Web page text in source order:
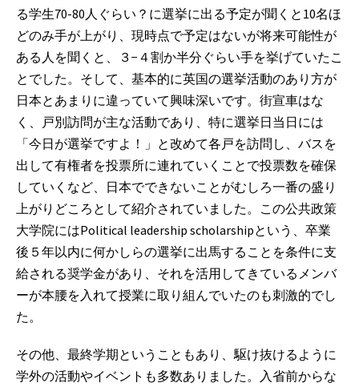
る学生70-80人ぐらい？に選挙に出る予定が聞くと10名ほ
どのみ手が上がり、現時点で予定はないが将来可能性が
ある人を聞くと、３−４割か半分ぐらい手を挙げていたこ
とでした。そして、基本的に英国の選挙活動のあり方が
日本とあまりに違っていて興味深いです。街宣車はな
く、戸別訪問が主な活動であり、特に選挙日当日には
「今日が選挙ですよ！」と改めて各戸を訪問し、バスを
出して有権者を投票所に連れていくことで投票数を確保
していくなど、日本でできないことがむしろ一番の盛り
上がりどころとして紹介されていました。この公共政策
大学院にはPolitical leadership scholarshipという、卒業
後５年以内に何かしらの選挙に出馬することを条件に支
給される奨学金があり、それを活用してきているメンバ
ーが本腰を入れて授業に取り組んでいたのも刺激的でし
た。
その他、最終学期ということもあり、駆け抜けるように
学外の活動やイベントも多数ありました。入省前からな